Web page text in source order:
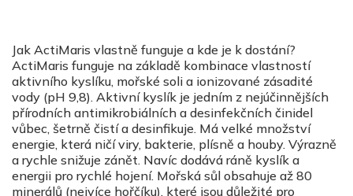
Jak ActiMaris vlastně funguje a kde je k dostání?
ActiMaris funguje na základě kombinace vlastností
aktivního kyslíku, mořské soli a ionizované zásadité
vody (pH 9,8). Aktivní kyslík je jedním z nejúčinnějších
přírodních antimikrobiálních a desinfekčních činidel
vůbec, šetrně čistí a desinfikuje. Má velké množství
energie, která ničí viry, bakterie, plísně a houby. Výrazně
a rychle snižuje zánět. Navíc dodává ráně kyslík a
energii pro rychlé hojení. Mořská sůl obsahuje až 80
minerálů (nejvíce hořčíku), které jsou důležité pro